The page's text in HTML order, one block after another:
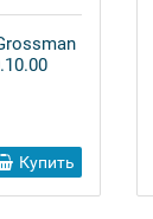
Купить